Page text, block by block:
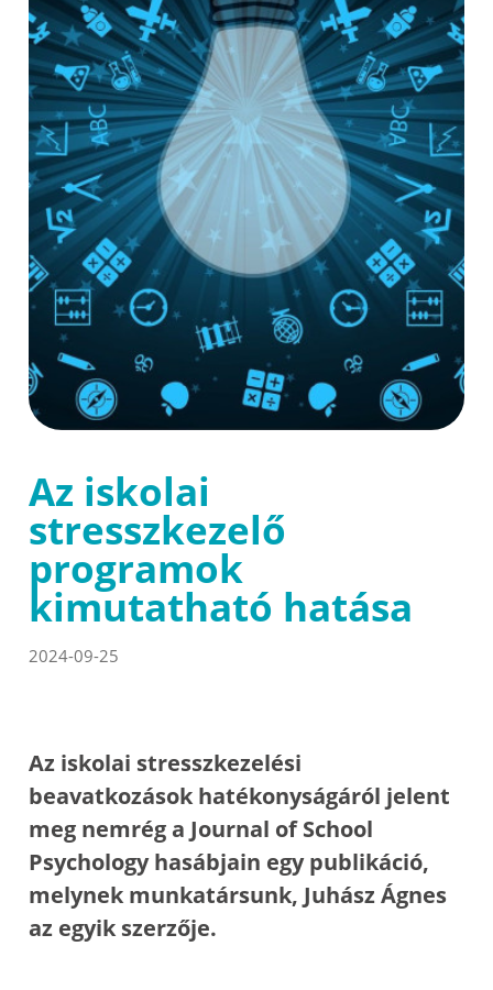
Az iskolai
stresszkezelő
programok
kimutatható hatása
2024-09-25
Az iskolai stresszkezelési
beavatkozások hatékonyságáról jelent
meg nemrég a Journal of School
Psychology hasábjain egy publikáció,
melynek munkatársunk, Juhász Ágnes
az egyik szerzője.